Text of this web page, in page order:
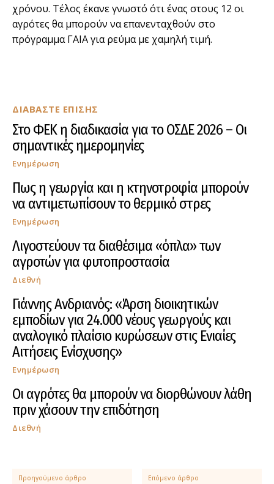
ΔΙΑΒΑΣΤΕ ΕΠΙΣΗΣ
Στο ΦΕΚ η διαδικασία για το ΟΣΔΕ 2026 – Οι
σημαντικές ημερομηνίες
Ενημέρωση
Πως η γεωργία και η κτηνοτροφία μπορούν
να αντιμετωπίσουν το θερμικό στρες
Ενημέρωση
Λιγοστεύουν τα διαθέσιμα «όπλα» των
αγροτών για φυτοπροστασία
Διεθνή
Γιάννης Ανδριανός: «Άρση διοικητικών
εμποδίων για 24.000 νέους γεωργούς και
αναλογικό πλαίσιο κυρώσεων στις Ενιαίες
Αιτήσεις Ενίσχυσης»
Ενημέρωση
Οι αγρότες θα μπορούν να διορθώνουν λάθη
πριν χάσουν την επιδότηση
Διεθνή
χρόνου. Τέλος έκανε γνωστό ότι ένας στους 12 οι
αγρότες θα μπορούν να επανενταχθούν στο
πρόγραμμα ΓΑΙΑ για ρεύμα με χαμηλή τιμή.
Προηγούμενο άρθρο
Επόμενο άρθρο